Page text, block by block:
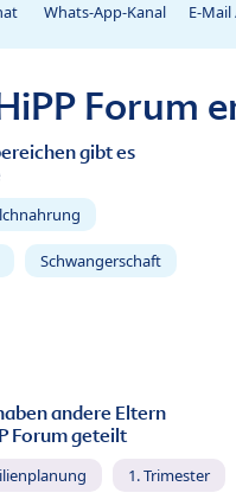
Whats-App-Kanal E-
Forum
gibt es
Schwangerschaft
andere Eltern
Forum geteilt
1. Trimester